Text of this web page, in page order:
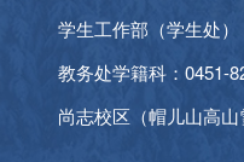
学生工作部（学生处）
教务处学籍科：0451-
尚志校区（帽儿山高